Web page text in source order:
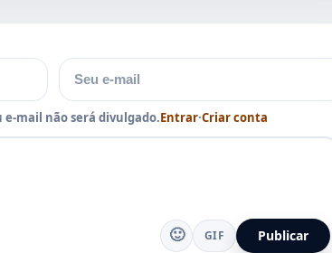
E-mail
mail não será divulgado.Entrar·Criar conta
🙂 GIF Publicar